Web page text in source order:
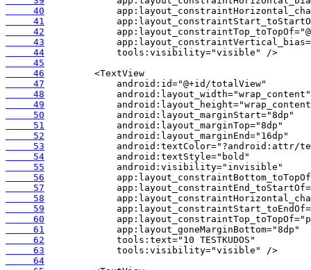
     40
     41
     42
     43
     44
     45
     46
     47
     48
     49
     50
     51
     52
     53
     54
     55
     56
     57
     58
     59
     60
     61
     62
     63
     64